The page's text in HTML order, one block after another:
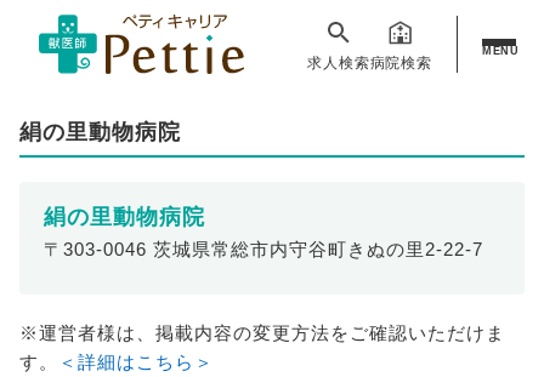
求人検索病院検索
MENU
絹の里動物病院
絹の里動物病院
〒303-0046 茨城県常総市内守谷町きぬの里2-22-7
※運営者様は、掲載内容の変更方法をご確認いただけま
す。
＜詳細はこちら＞